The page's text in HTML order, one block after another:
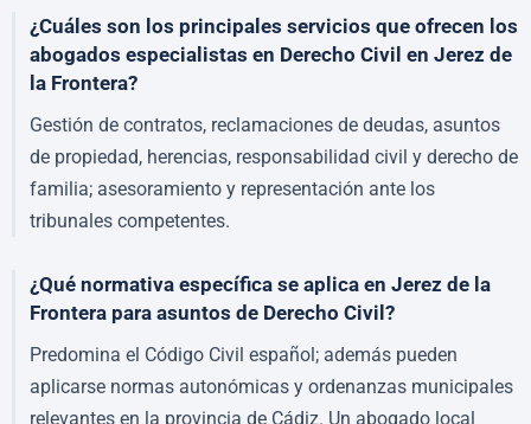
¿Cuáles son los principales servicios que ofrecen los
abogados especialistas en Derecho Civil en Jerez de
la Frontera?
Gestión de contratos, reclamaciones de deudas, asuntos
de propiedad, herencias, responsabilidad civil y derecho de
familia; asesoramiento y representación ante los
tribunales competentes.
¿Qué normativa específica se aplica en Jerez de la
Frontera para asuntos de Derecho Civil?
Predomina el Código Civil español; además pueden
aplicarse normas autonómicas y ordenanzas municipales
relevantes en la provincia de Cádiz. Un abogado local